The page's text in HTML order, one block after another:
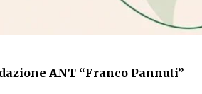
ANT “Franco Pannuti”